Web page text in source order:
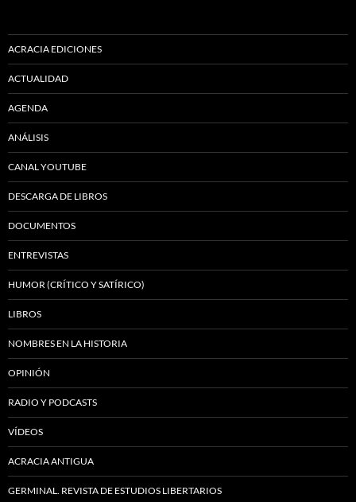
ACRACIA EDICIONES
ACTUALIDAD
AGENDA
ANÁLISIS
CANAL YOUTUBE
DESCARGA DE LIBROS
DOCUMENTOS
ENTREVISTAS
HUMOR (CRÍTICO Y SATÍRICO)
LIBROS
NOMBRES EN LA HISTORIA
OPINIÓN
RADIO Y PODCASTS
VÍDEOS
ACRACIA ANTIGUA
GERMINAL. REVISTA DE ESTUDIOS LIBERTARIOS